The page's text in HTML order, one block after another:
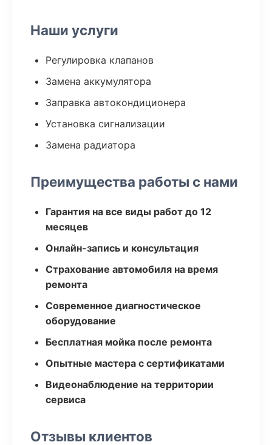
Наши услуги
Регулировка клапанов
Замена аккумулятора
Заправка автокондиционера
Установка сигнализации
Замена радиатора
Преимущества работы с нами
Гарантия на все виды работ до 12
месяцев
Онлайн-запись и консультация
Страхование автомобиля на время
ремонта
Современное диагностическое
оборудование
Бесплатная мойка после ремонта
Опытные мастера с сертификатами
Видеонаблюдение на территории
сервиса
Отзывы клиентов